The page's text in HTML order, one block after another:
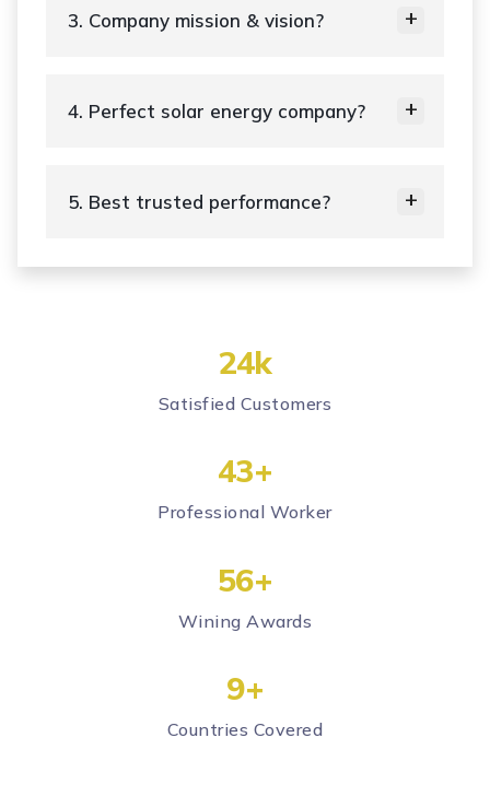
3. Company mission & vision?
4. Perfect solar energy company?
5. Best trusted performance?
24k
Satisfied Customers
43+
Professional Worker
56+
Wining Awards
10+
Countries Covered